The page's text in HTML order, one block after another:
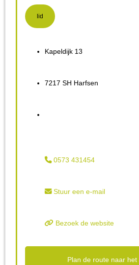
lid
Kapeldijk 13
7217 SH Harfsen
0573 431454
Stuur een e-mail
Bezoek de website
Plan de route naar het